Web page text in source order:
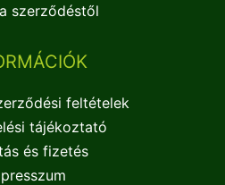
szerződéstől
feltételek
tájékoztató
és fizetés